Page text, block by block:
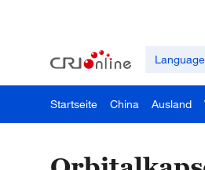
Language
Startseite China Ausland